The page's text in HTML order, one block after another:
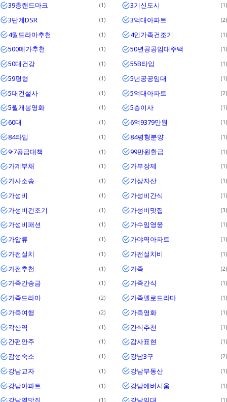
39층랜드마크 1 3기신도시 1
3단계DSR 1 3억대아파트 2
4월드라마추천 1 4인가족건조기 1
500메가추천 1 50년공공임대주택 1
50대건강 1 55B타입 1
59평형 1 5년공공임대 1
5대건설사 1 5억대아파트 2
5월개봉영화 1 5층이사 1
60대 1 6억9379만원 1
84타입 1 84평형분양 1
9·7공급대책 1 99만원환급 1
가계부채 1 가부장제 1
가사소송 1 가상자산 1
가성비 1 가성비간식 1
가성비건조기 1 가성비맛집 3
가성비패션 1 가수임영웅 1
가압류 1 가야역아파트 1
가전설치 1 가전설치비 1
가전추천 1 가족 2
가족간송금 1 가족간식 1
가족드라마 2 가족멜로드라마 1
가족여행 2 가족영화 1
각산역 1 간식추천 1
간편안주 1 감사표현 1
감성숙소 1 강남3구 2
강남교자 1 강남부동산 1
강남아파트 1 강남에버시움 1
강남역맛집 1 강남임대 1